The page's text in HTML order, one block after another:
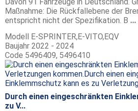
Maßnahme: Die Rückfallebene der
entspricht nicht der Spezifikation. B ...
Modell E-SPRINTER,E-VITO,EQV
Baujahr 2022 - 2024
Code 5496409, 5496410
Durch einen eingeschränkten
zu V...